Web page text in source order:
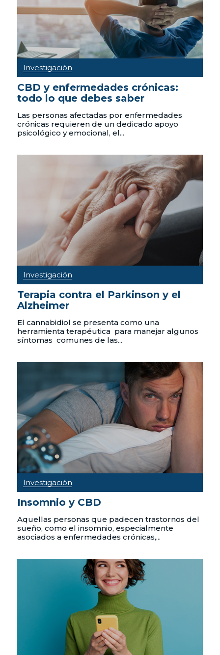
Investigación
CBD y enfermedades crónicas:
todo lo que debes saber
Las personas afectadas por enfermedades
crónicas requieren de un dedicado apoyo
psicológico y emocional, el...
Investigación
Terapia contra el Parkinson y el
Alzheimer
El cannabidiol se presenta como una
herramienta terapéutica para manejar algunos
síntomas comunes de las...
Investigación
Insomnio y CBD
Aquellas personas que padecen trastornos del
sueño, como el insomnio, especialmente
asociados a enfermedades crónicas,...